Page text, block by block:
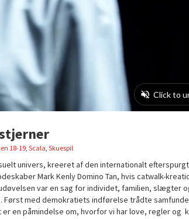
18-19, Scala, Skuespil
univers, kreeret af den internationalt
Mark Kenly Domino Tan, hvis catwalk-
var en sag for individet, familien, slægter
med demokratiets indførelse trådte
en påmindelse om, hvorfor vi har love, regler